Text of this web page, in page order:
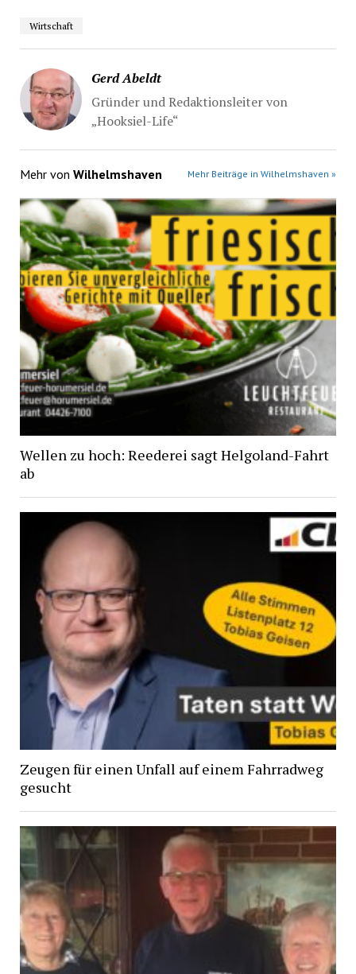
Wirtschaft
Gerd Abeldt
Gründer und Redaktionsleiter von
„Hooksiel-Life“
Mehr von Wilhelmshaven Mehr Beiträge in Wilhelmshaven »
Wellen zu hoch: Reederei sagt Helgoland-Fahrt
ab
Zeugen für einen Unfall auf einem Fahrradweg
gesucht